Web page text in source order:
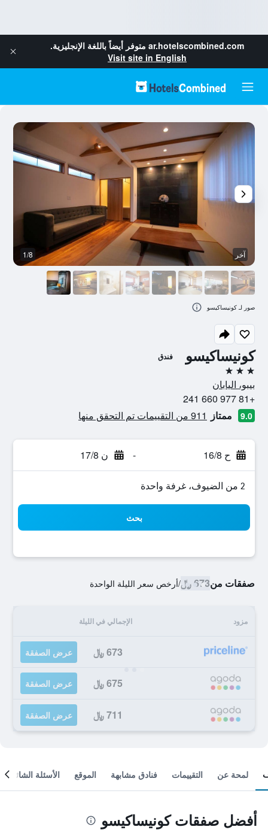
ar.hotelscombined.com متوفر أيضاً باللغة الإنجليزية.
Visit site in English
كونيساكيسو فندق
3 نجوم
بيبو، اليابان
+81 977 660 241
9.0 ممتاز 911 من التقييمات تم التحقق منها
ح 16/8 - ن 17/8
2 من الضيوف، غرفة واحدة
بحث
صفقات من673 ﷼ /أرخص سعر الليلة الواحدة
مزود الإجمالي في الليلة
673 ﷼ عرض الصفقة
675 ﷼ عرض الصفقة
711 ﷼ عرض الصفقة
آخر 1/8
صور لـ كونيساكيسو
لمحة عن التقييمات فنادق مشابهة الموقع الأسئلة الشائعة
أفضل صفقات كونيساكيسو